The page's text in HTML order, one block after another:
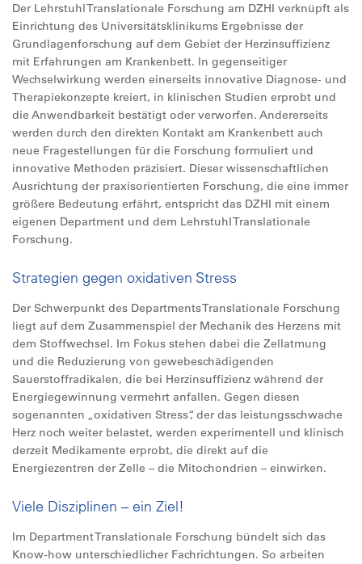
Der Lehrstuhl Translationale Forschung am DZHI verknüpft als
Einrichtung des Universitätsklinikums Ergebnisse der
Grundlagenforschung auf dem Gebiet der Herzinsuffizienz
mit Erfahrungen am Krankenbett. In gegenseitiger
Wechselwirkung werden einerseits innovative Diagnose- und
Therapiekonzepte kreiert, in klinischen Studien erprobt und
die Anwendbarkeit bestätigt oder verworfen. Andererseits
werden durch den direkten Kontakt am Krankenbett auch
neue Fragestellungen für die Forschung formuliert und
innovative Methoden präzisiert. Dieser wissenschaftlichen
Ausrichtung der praxisorientierten Forschung, die eine immer
größere Bedeutung erfährt, entspricht das DZHI mit einem
eigenen Department und dem Lehrstuhl Translationale
Forschung.
Strategien gegen oxidativen Stress
Der Schwerpunkt des Departments Translationale Forschung
liegt auf dem Zusammenspiel der Mechanik des Herzens mit
dem Stoffwechsel. Im Fokus stehen dabei die Zellatmung
und die Reduzierung von gewebeschädigenden
Sauerstoffradikalen, die bei Herzinsuffizienz während der
Energiegewinnung vermehrt anfallen. Gegen diesen
sogenannten „oxidativen Stress“, der das leistungsschwache
Herz noch weiter belastet, werden experimentell und klinisch
derzeit Medikamente erprobt, die direkt auf die
Energiezentren der Zelle – die Mitochondrien – einwirken.
Viele Disziplinen – ein Ziel!
Im Department Translationale Forschung bündelt sich das
Know-how unterschiedlicher Fachrichtungen. So arbeiten